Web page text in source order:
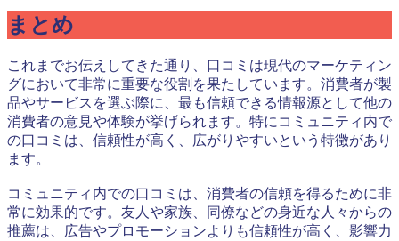
まとめ
これまでお伝えしてきた通り、口コミは現代のマーケティン
グにおいて非常に重要な役割を果たしています。消費者が製
品やサービスを選ぶ際に、最も信頼できる情報源として他の
消費者の意見や体験が挙げられます。特にコミュニティ内で
の口コミは、信頼性が高く、広がりやすいという特徴があり
ます。
コミュニティ内での口コミは、消費者の信頼を得るために非
常に効果的です。友人や家族、同僚などの身近な人々からの
推薦は、広告やプロモーションよりも信頼性が高く、影響力